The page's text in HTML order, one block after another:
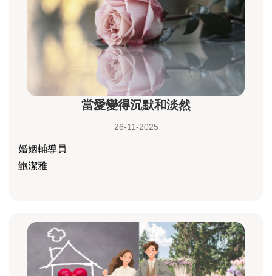
當愛變得沉默和淡然
26-11-2025
婚姻輔導員
鮑潔雅